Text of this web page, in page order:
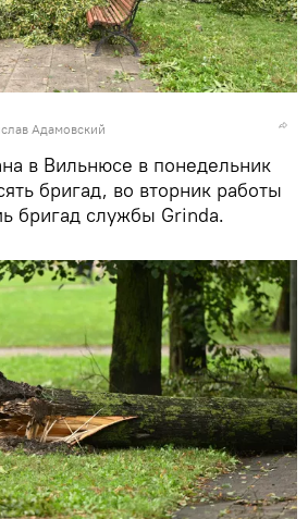
Адамовский
в Вильнюсе в понедельник
бригад, во вторник работы
бригад службы Grinda.